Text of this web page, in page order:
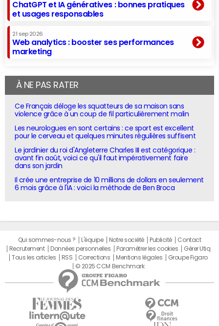
ChatGPT et IA génératives : bonnes pratiques
et usages responsables
21 sep 2026
Web analytics : booster ses performances
marketing
À NE PAS RATER
Ce Français déloge les squatteurs de sa maison sans
violence grâce à un coup de fil particulièrement malin
Les neurologues en sont certains : ce sport est excellent
pour le cerveau et quelques minutes régulières suffisent
Le jardinier du roi d'Angleterre Charles III est catégorique :
avant fin août, voici ce qu'il faut impérativement faire
dans son jardin
Il crée une entreprise de 10 millions de dollars en seulement
6 mois grâce à l'IA : voici la méthode de Ben Broca
Qui sommes-nous ? L'équipe Notre société Publicité
Contact
Recrutement
Données personnelles Paramétrer les cookies
Gérer Utiq
Tous les articles
RSS Corrections Mentions légales
Groupe Figaro
© 2025 CCM Benchmark